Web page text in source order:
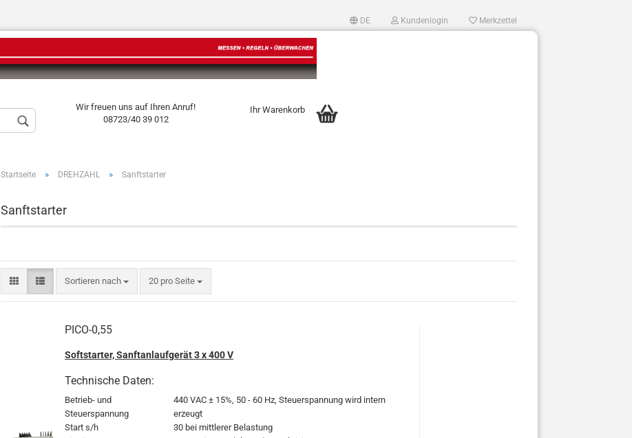
DE
Sprache auswählen
Kundenlogin
Passwort vergessen?
Merkzettel
Wir freuen uns auf Ihren Anruf!
08723/40 39 012
Ihr Warenkorb
Startseite » DREHZAHL » Sanftstarter
Sanftstarter
Sortieren nach 20 pro Seite
PICO-0,55
Softstarter, Sanftanlaufgerät 3 x 400 V
Technische Daten:
Betrieb- und
Steuerspannung
440 VAC ± 15%, 50 - 60 Hz, Steuerspannung wird intern
erzeugt
Start s/h
30 bei mittlerer Belastung